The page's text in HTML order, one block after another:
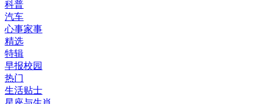
科普
汽车
心事家事
精选
特辑
早报校园
热门
生活贴士